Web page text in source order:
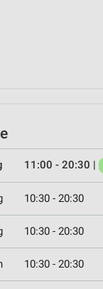
11:00 - 20:30 |
10:30 - 20:30
10:30 - 20:30
10:30 - 20:30